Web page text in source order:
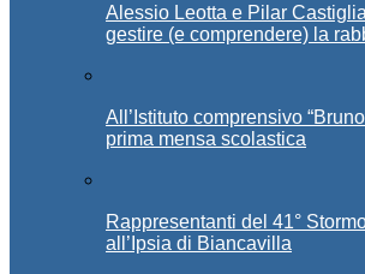
Alessio Leotta e Pilar
gestire (e comprendere) la
All’Istituto comprensivo
prima mensa scolastica
Rappresentanti del 41°
all’Ipsia di Biancavilla